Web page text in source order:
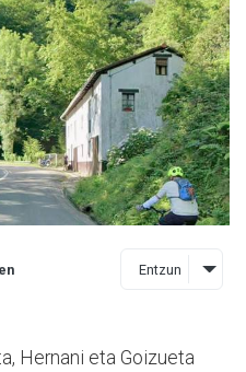
Entzun
Hernani eta Goizueta